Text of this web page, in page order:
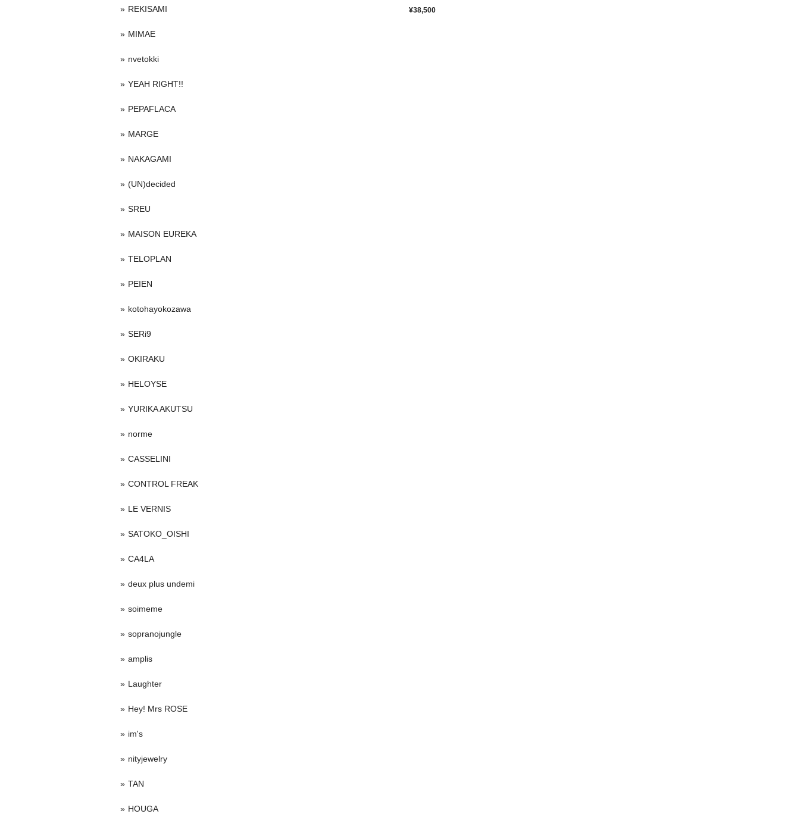
¥38,500
REKISAMI
MIMAE
nvetokki
YEAH RIGHT!!
PEPAFLACA
MARGE
NAKAGAMI
(UN)decided
SREU
MAISON EUREKA
TELOPLAN
PEIEN
kotohayokozawa
SERi9
OKIRAKU
HELOYSE
YURIKA AKUTSU
norme
CASSELINI
CONTROL FREAK
LE VERNIS
SATOKO_OISHI
CA4LA
deux plus undemi
soimeme
sopranojungle
amplis
Laughter
Hey! Mrs ROSE
im's
nityjewelry
TAN
HOUGA